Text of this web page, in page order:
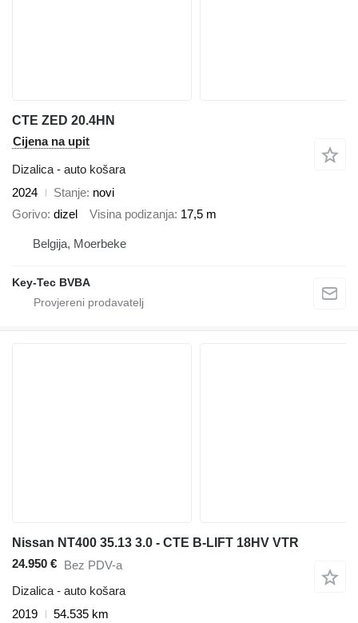
CTE ZED 20.4HN
Cijena na upit
Dizalica - auto košara
2024
Stanje novi
Gorivo dizel Visina podizanja 17,5 m
Belgija, Moerbeke
Key-Tec BVBA
Nissan NT400 35.13 3.0 - CTE B-LIFT 18HV VTR
24.950 € Bez PDV-a
Dizalica - auto košara
2019
54.535 km